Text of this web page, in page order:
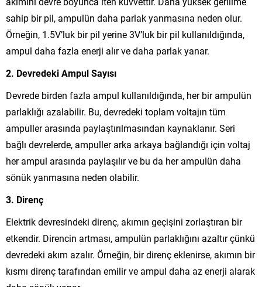
sahip bir pil, ampulün daha parlak yanmasına neden olur.
Örneğin, 1.5V’luk bir pil yerine 3V’luk bir pil kullanıldığında,
ampul daha fazla enerji alır ve daha parlak yanar.
2. Devredeki Ampul Sayısı
Devrede birden fazla ampul kullanıldığında, her bir ampulün
parlaklığı azalabilir. Bu, devredeki toplam voltajın tüm
ampuller arasında paylaştırılmasından kaynaklanır. Seri
bağlı devrelerde, ampuller arka arkaya bağlandığı için voltaj
her ampul arasında paylaşılır ve bu da her ampulün daha
sönük yanmasına neden olabilir.
3. Direnç
Elektrik devresindeki direnç, akımın geçişini zorlaştıran bir
etkendir. Direncin artması, ampulün parlaklığını azaltır çünkü
devredeki akım azalır. Örneğin, bir direnç eklenirse, akımın bir
kısmı direnç tarafından emilir ve ampul daha az enerji alarak